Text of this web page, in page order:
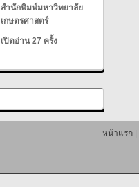
สำนักพิมพ์มหาวิทยาลัย
เกษตรศาสตร์
เปิดอ่าน 27 ครั้ง
หน้าแรก|